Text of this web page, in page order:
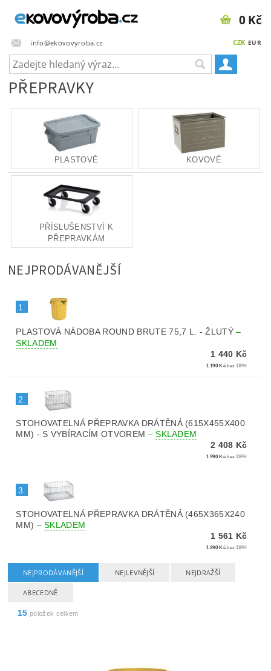
info@ekovovyroba.cz CZK EUR
0 Kč
PŘEPRAVKY
PLASTOVÉ KOVOVÉ
PŘÍSLUŠENSTVÍ K
PŘEPRAVKÁM
NEJPRODÁVANĚJŠÍ
1.
PLASTOVÁ NÁDOBA ROUND BRUTE 75,7 L. - ŽLUTÝ–
SKLADEM
1 440 Kč
1 190 Kč bez DPH
2.
STOHOVATELNÁ PŘEPRAVKA DRÁTĚNÁ (615X455X400
MM) - S VYBÍRACÍM OTVOREM –SKLADEM
2 408 Kč
1 990 Kč bez DPH
3.
STOHOVATELNÁ PŘEPRAVKA DRÁTĚNÁ (465X365X240
MM) –SKLADEM
1 561 Kč
1 290 Kč bez DPH
NEJPRODÁVANĚJŠÍ NEJLEVNĚJŠÍ NEJDRAŽŠÍ
ABECEDNĚ
15 položek celkem